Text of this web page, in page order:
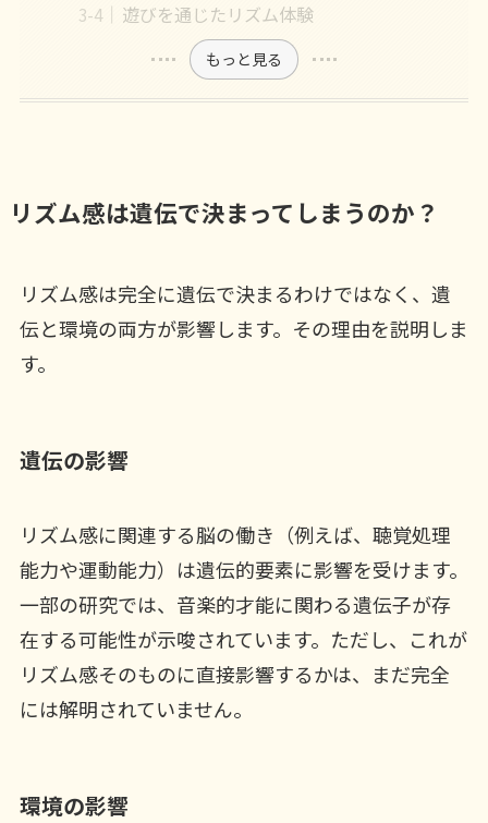
遊びを通じたリズム体験
もっと見る
リズム感は遺伝で決まってしまうのか？
リズム感は完全に遺伝で決まるわけではなく、遺
伝と環境の両方が影響します。その理由を説明しま
す。
遺伝の影響
リズム感に関連する脳の働き（例えば、聴覚処理
能力や運動能力）は遺伝的要素に影響を受けます。
一部の研究では、音楽的才能に関わる遺伝子が存
在する可能性が示唆されています。ただし、これが
リズム感そのものに直接影響するかは、まだ完全
には解明されていません。
環境の影響